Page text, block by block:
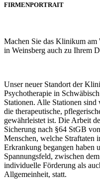
FIRMENPORTRAIT
Machen Sie das Klinikum am
in Weinsberg auch zu Ihrem
Unser neuer Standort der
Psychotherapie in
Stationen. Alle Stationen sind
die therapeutische,
gewährleistet ist. Die Arbeit
Sicherung nach §64 StGB
Menschen, welche Straftaten
Erkrankung begangen haben
Spannungsfeld, zwischen
individuelle Förderung als
Allgemeinheit, statt.